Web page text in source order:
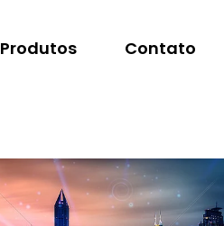
Produtos Contato